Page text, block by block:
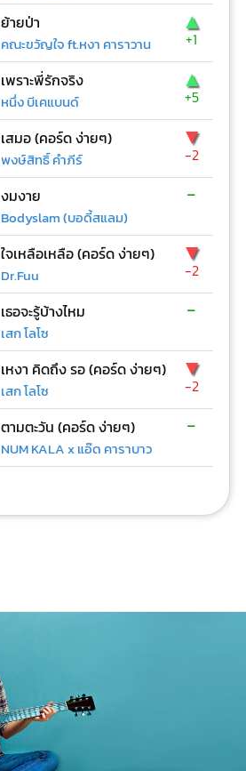
ย้ายป่า
คณะขวัญใจ ft.หงา คาราวาน
▲
+1
เพราะพี่รักจริง
หนึ่ง บีเคแบนด์
▲
+5
เสมอ (คอร์ด ง่ายๆ)
พงษ์สิทธิ์ คำภีร์
▼
-2
งมงาย
Bodyslam (บอดี้สแลม)
-
ใจเหลือเหลือ (คอร์ด ง่ายๆ)
Dr.Fuu
▼
-2
เธอจะรู้บ้างไหม
เสก โลโซ
-
เหงา คิดถึง รอ (คอร์ด ง่ายๆ)
เสก โลโซ
▼
-2
ตามตะวัน (คอร์ด ง่ายๆ)
NUM KALA x แอ๊ด คาราบาว
-